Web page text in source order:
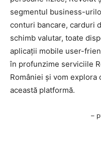
segmentul business-
conturi bancare, carduri
schimb valutar, toate
aplicații mobile user-
în profunzime serviciile
României și vom
această platformă.
–